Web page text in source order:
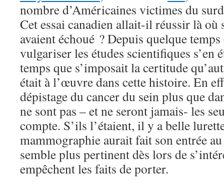
nombre d’Américaines victimes du
Cet essai canadien allait-il réussir là où
avaient échoué ? Depuis quelque
vulgariser les études scientifiques s’en
temps que s’imposait la certitude
était à l’œuvre dans cette histoire. En
dépistage du cancer du sein plus que
ne sont pas – et ne seront jamais- les
compte. S’ils l’étaient, il y a belle
mammographie aurait fait son entrée
semble plus pertinent dès lors de
empêchent les faits de porter.